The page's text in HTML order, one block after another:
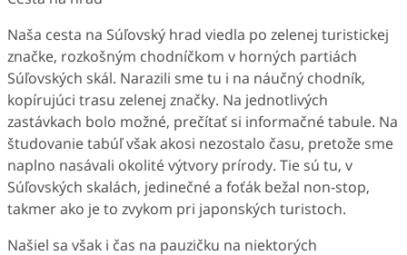
Naša cesta na Súľovský hrad viedla po zelenej turistickej
značke, rozkošným chodníčkom v horných partiách
Súľovských skál. Narazili sme tu i na náučný chodník,
kopírujúci trasu zelenej značky. Na jednotlivých
zastávkach bolo možné, prečítať si informačné tabule. Na
študovanie tabúľ však akosi nezostalo času, pretože sme
naplno nasávali okolité výtvory prírody. Tie sú tu, v
Súľovských skalách, jedinečné a foťák bežal non-stop,
takmer ako je to zvykom pri japonských turistoch.
Našiel sa však i čas na pauzičku na niektorých